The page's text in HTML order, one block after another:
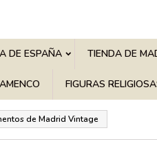
DE ESPAÑA TIENDA DE
FIGURAS
de Madrid Vintage